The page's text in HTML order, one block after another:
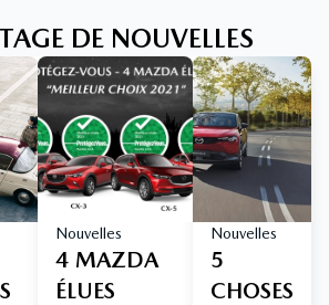
DE NOUVELLES
Nouvelles
4 MAZDA
ÉLUES
Nouvelles
5
CHOSES